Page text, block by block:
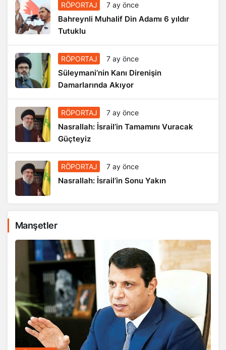
RÖPORTAJ 7 ay önce
Bahreynli Muhalif Din Adamı 6 yıldır
Tutuklu
RÖPORTAJ 7 ay önce
Süleymani’nin Kanı Direnişin
Damarlarında Akıyor
RÖPORTAJ 7 ay önce
Nasrallah: İsrail’in Tamamını Vuracak
Güçteyiz
RÖPORTAJ 7 ay önce
Nasrallah: İsrail’in Sonu Yakın
Manşetler